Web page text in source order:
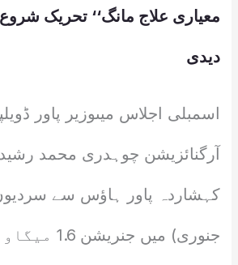
معیاری علاج مانگ‘‘ تحریک
دیدی
اسمبلی اجلاس میںوزیر پاور
آرگنائزیشن چوہدری محمد رشید
کہشاردہ پاور ہاؤس سے
جنوری) میں